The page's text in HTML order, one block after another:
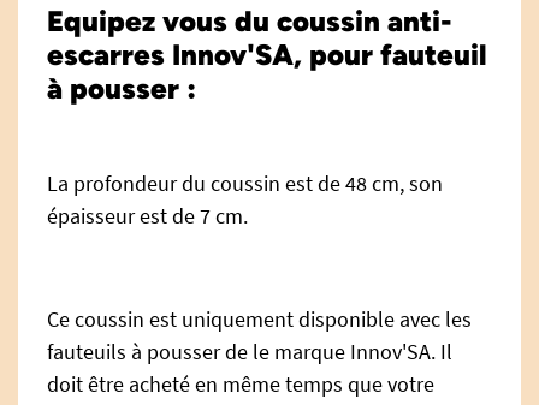
Equipez vous du coussin anti-
escarres Innov'SA, pour fauteuil
à pousser :
La profondeur du coussin est de 48 cm, son
épaisseur est de 7 cm.
Ce coussin est uniquement disponible avec les
fauteuils à pousser de le marque Innov'SA. Il
doit être acheté en même temps que votre